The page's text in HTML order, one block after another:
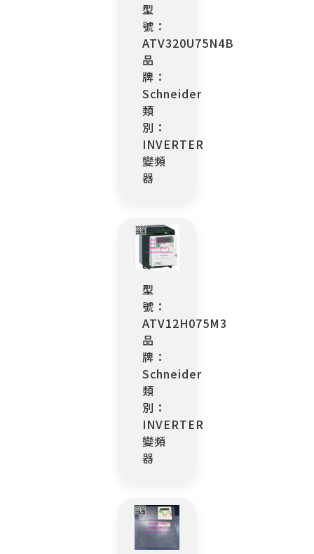
型
號：
ATV320U75N4B
品
牌：
Schneider
類
別：
INVERTER
變頻
器
型
號：
ATV12H075M3
品
牌：
Schneider
類
別：
INVERTER
變頻
器